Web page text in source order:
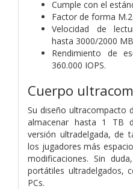
Cumple con el
Factor de forma
Velocidad de
hasta 3000/2000
Rendimiento de
360.000 IOPS.
Cuerpo
Su diseño ultracompacto
almacenar hasta 1 TB
versión ultradelgada, de
los jugadores más
modificaciones. Sin
portátiles ultradelgados,
PCs.